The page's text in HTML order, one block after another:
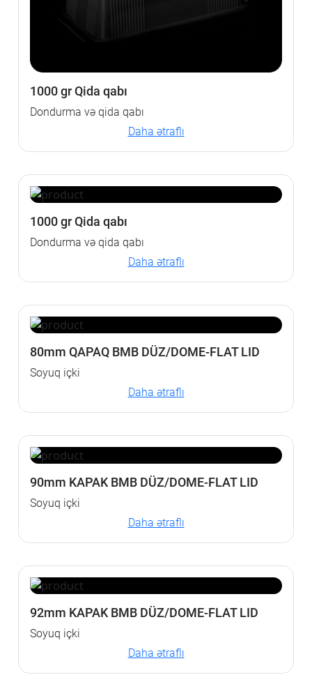
1000 gr Qida qabı
Dondurma və qida qabı
Daha ətraflı
1000 gr Qida qabı
Dondurma və qida qabı
Daha ətraflı
80mm QAPAQ BMB DÜZ/DOME-FLAT LID
Soyuq içki
Daha ətraflı
90mm KAPAK BMB DÜZ/DOME-FLAT LID
Soyuq içki
Daha ətraflı
92mm KAPAK BMB DÜZ/DOME-FLAT LID
Soyuq içki
Daha ətraflı